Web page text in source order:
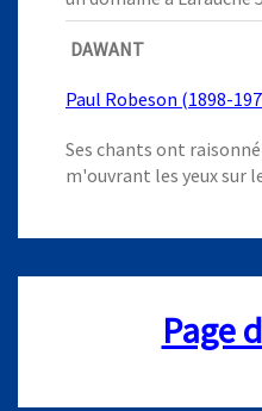
DAWANT
Paul Robeson (1898-
Ses chants ont
m'ouvrant les yeux sur
Page